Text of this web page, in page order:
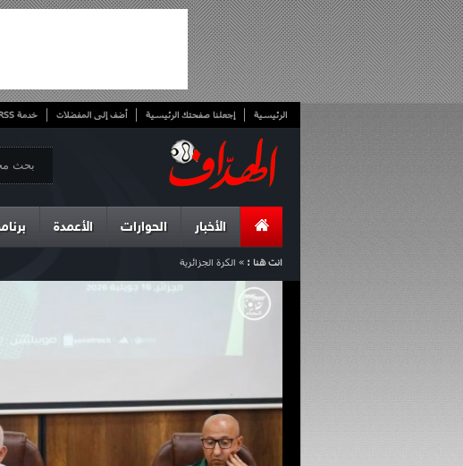
الرئيسية إجعلنا صفحتك الرئيسية أضف إلى المفضلات خدمة RSS
الأخبار الحوارات الأعمدة
انت هنا : » الكرة الجزائرية